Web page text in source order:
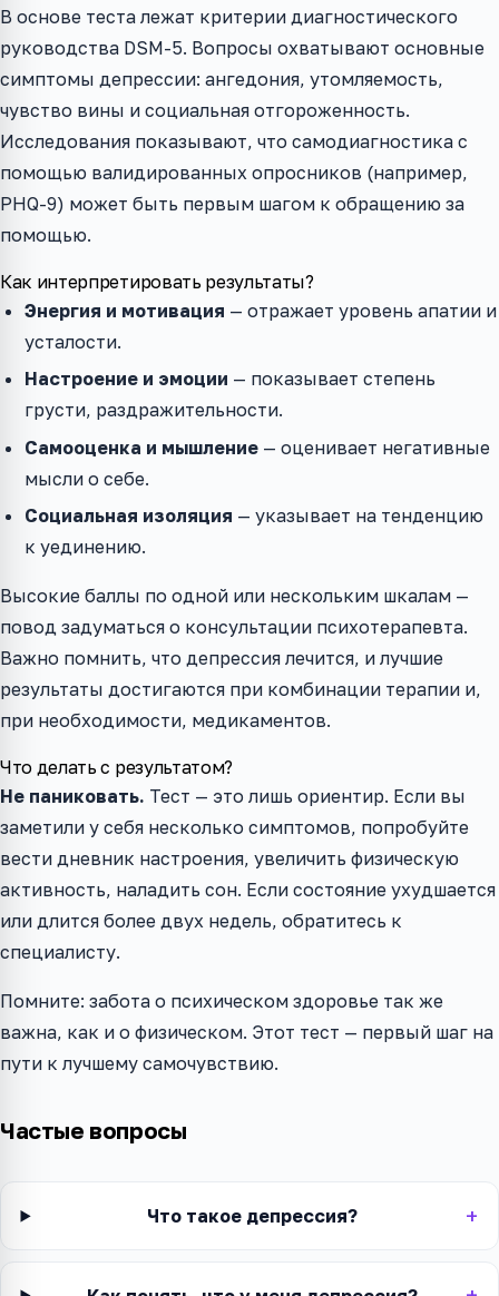
В основе теста лежат критерии диагностического
руководства DSM-5. Вопросы охватывают основные
симптомы депрессии: ангедония, утомляемость,
чувство вины и социальная отгороженность.
Исследования показывают, что самодиагностика с
помощью валидированных опросников (например,
PHQ-9) может быть первым шагом к обращению за
помощью.
Как интерпретировать результаты?
Энергия и мотивация — отражает уровень апатии и
усталости.
Настроение и эмоции — показывает степень
грусти, раздражительности.
Самооценка и мышление — оценивает негативные
мысли о себе.
Социальная изоляция — указывает на тенденцию
к уединению.
Высокие баллы по одной или нескольким шкалам —
повод задуматься о консультации психотерапевта.
Важно помнить, что депрессия лечится, и лучшие
результаты достигаются при комбинации терапии и,
при необходимости, медикаментов.
Что делать с результатом?
Не паниковать. Тест — это лишь ориентир. Если вы
заметили у себя несколько симптомов, попробуйте
вести дневник настроения, увеличить физическую
активность, наладить сон. Если состояние ухудшается
или длится более двух недель, обратитесь к
специалисту.
Помните: забота о психическом здоровье так же
важна, как и о физическом. Этот тест — первый шаг на
пути к лучшему самочувствию.
Частые вопросы
Что такое депрессия?